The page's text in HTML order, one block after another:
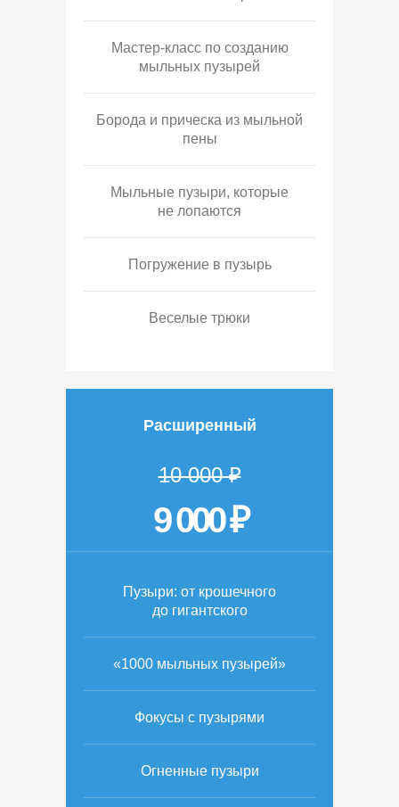
Мастер-класс по созданию
мыльных пузырей
Борода и прическа из мыльной
пены
Мыльные пузыри, которые
не лопаются
Погружение в пузырь
Веселые трюки
Расширенный
10 000 ₽
9 000 ₽
Пузыри: от крошечного
до гигантского
«1000 мыльных пузырей»
Фокусы с пузырями
Огненные пузыри